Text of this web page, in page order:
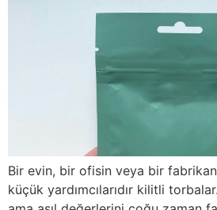
Bir evin, bir ofisin veya bir
küçük yardımcılarıdır kilitli